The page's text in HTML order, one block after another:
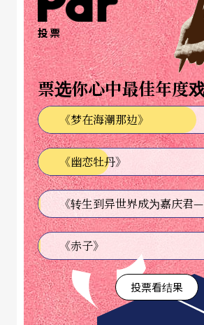
投票
票选你心中最佳年度
《梦在海潮那边》
《幽恋牡丹》
《赤子》
投票看结果